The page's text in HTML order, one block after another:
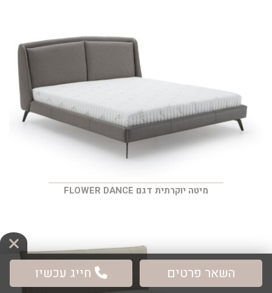
השאר פרטים חייג עכשיו
מיטה יוקרתית דגם FLOWER DANCE